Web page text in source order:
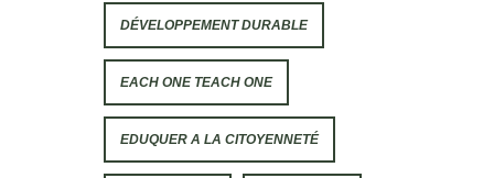
DÉVELOPPEMENT DURABLE
EACH ONE TEACH ONE
EDUQUER A LA CITOYENNETÉ